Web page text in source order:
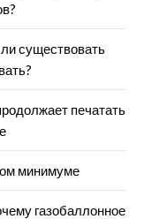
существовать
печатать
минимуме
газобаллонное